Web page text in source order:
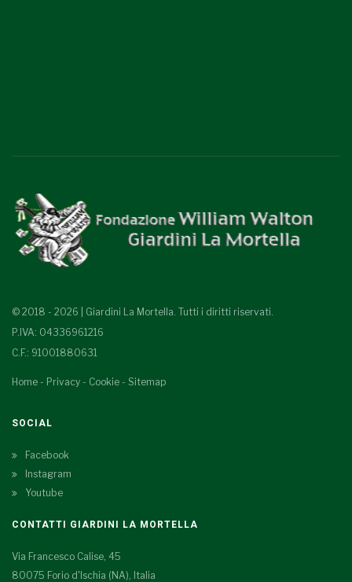
© 2018 - 2026 | Giardini La Mortella. Tutti i diritti riservati.
P.IVA: 04336961216
C.F.: 91001880631
Home - Privacy - Cookie - Sitemap
SOCIAL
Facebook
Instagram
Youtube
CONTATTI GIARDINI LA MORTELLA
Via Francesco Calise, 45
80075 Forio d'Ischia (NA), Italia